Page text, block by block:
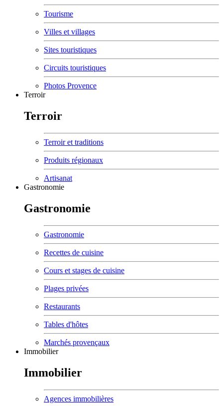
Tourisme
Villes et villages
Sites touristiques
Circuits touristiques
Photos Provence
Terroir
Terroir
Terroir et traditions
Produits régionaux
Artisanat
Gastronomie
Gastronomie
Gastronomie
Recettes de cuisine
Cours et stages de cuisine
Plages privées
Restaurants
Tables d'hôtes
Marchés provençaux
Immobilier
Immobilier
Agences immobilières